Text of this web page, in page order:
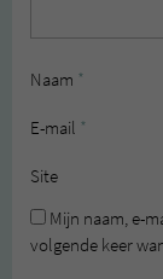
Naam *
E-mail *
Site
Mijn naam, e-
volgende keer